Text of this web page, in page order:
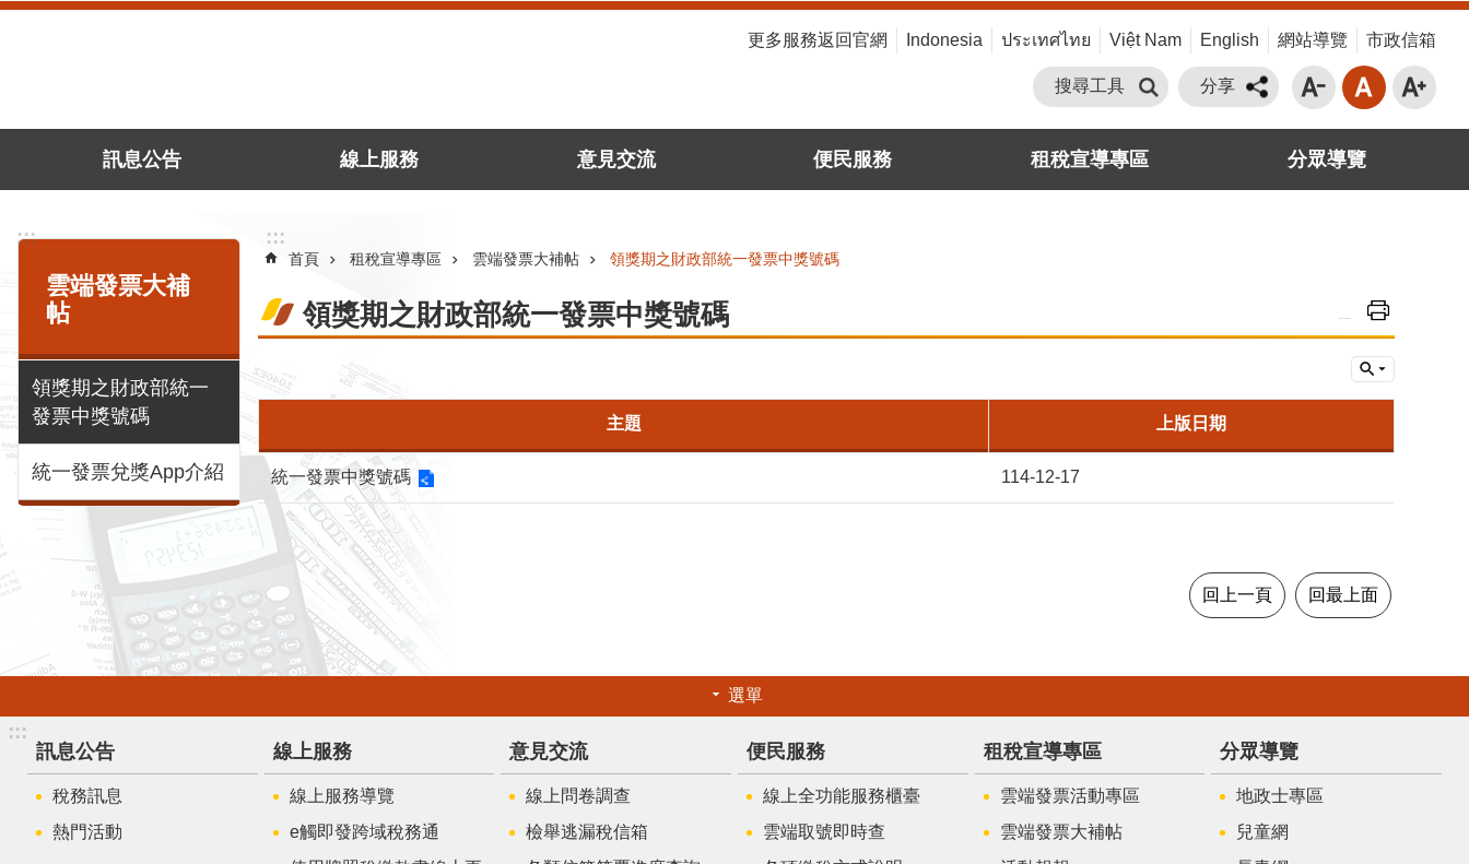
更多服務返回官網 Indonesia ประเทศไทย Việt Nam English 網站導覽 市政信箱
搜尋工具 分享
訊息公告 線上服務 意見交流 便民服務 租稅宣導專區 分眾導覽
:::
雲端發票大補
帖
領獎期之財政部統一
發票中獎號碼
統一發票兌獎App介紹
:::
首頁 租稅宣導專區 雲端發票大補帖 領獎期之財政部統一發票中獎號碼
領獎期之財政部統一發票中獎號碼
主題 上版日期
統一發票中獎號碼 114-12-17
回上一頁 回最上面
選單
:::
訊息公告
稅務訊息
熱門活動
線上服務
線上服務導覽
e觸即發跨域稅務通
意見交流
線上問卷調查
檢舉逃漏稅信箱
便民服務
線上全功能服務櫃臺
雲端取號即時查
租稅宣導專區
雲端發票活動專區
雲端發票大補帖
分眾導覽
地政士專區
兒童網